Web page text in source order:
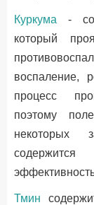
Куркума -
который
воспаление,
процесс
поэтому
некоторых
Тмин